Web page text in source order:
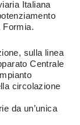
Italiana
Formia.
sulla linea
Centrale
circolazione
da un’unica